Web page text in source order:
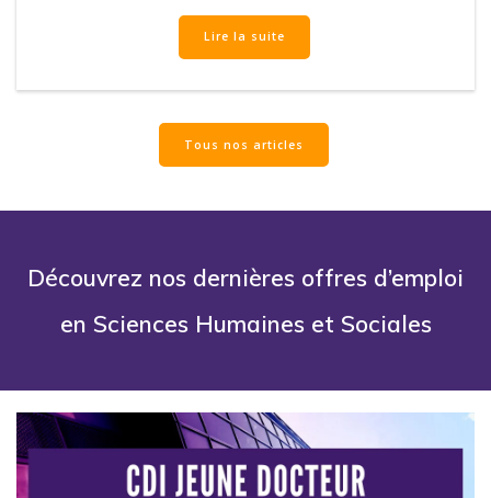
Lire la suite
Tous nos articles
Découvrez nos dernières offres d’emploi
en Sciences Humaines et Sociales